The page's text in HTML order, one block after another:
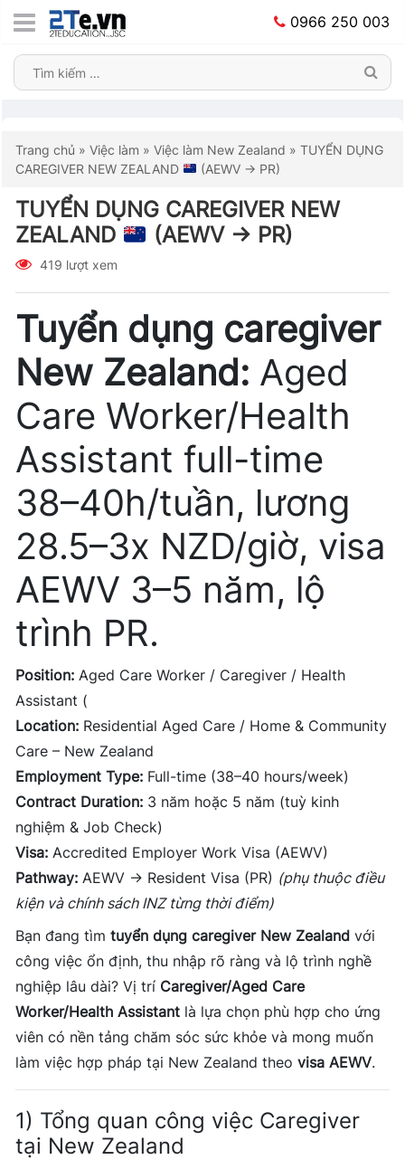
0966 250 003
Trang chủ » Việc làm » Việc làm New Zealand » TUYỂN DỤNG
CAREGIVER NEW ZEALAND
(AEWV → PR)
TUYỂN DỤNG CAREGIVER NEW
ZEALAND
(AEWV → PR)
419 lượt xem
Tuyển dụng caregiver
New Zealand: Aged
Care Worker/Health
Assistant full-time
38–40h/tuần, lương
28.5–3x NZD/giờ, visa
AEWV 3–5 năm, lộ
trình PR.
Position: Aged Care Worker / Caregiver / Health
Assistant (
Location: Residential Aged Care / Home & Community
Care – New Zealand
Employment Type: Full-time (38–40 hours/week)
Contract Duration: 3 năm hoặc 5 năm (tuỳ kinh
nghiệm & Job Check)
Visa: Accredited Employer Work Visa (AEWV)
Pathway: AEWV → Resident Visa (PR) (phụ thuộc điều
kiện và chính sách INZ từng thời điểm)
Bạn đang tìmtuyển dụng caregiver New Zealand với
công việc ổn định, thu nhập rõ ràng và lộ trình nghề
nghiệp lâu dài? Vị trí Caregiver/Aged Care
Worker/Health Assistant là lựa chọn phù hợp cho ứng
viên có nền tảng chăm sóc sức khỏe và mong muốn
làm việc hợp pháp tại New Zealand theovisa AEWV.
1) Tổng quan công việc Caregiver
tại New Zealand